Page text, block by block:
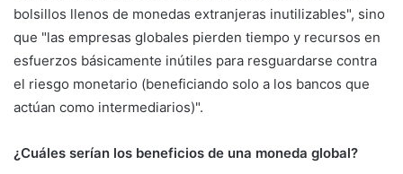
bolsillos llenos de monedas extranjeras inutilizables", sino
que "las empresas globales pierden tiempo y recursos en
esfuerzos básicamente inútiles para resguardarse contra
el riesgo monetario (beneficiando solo a los bancos que
actúan como intermediarios)".
¿Cuáles serían los beneficios de una moneda global?